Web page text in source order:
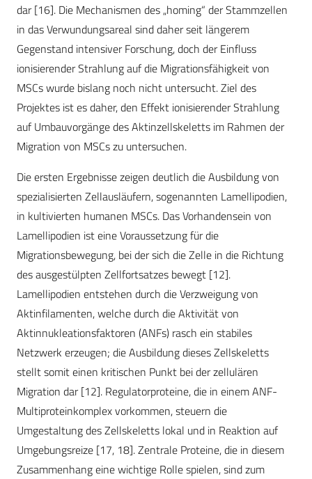
dar [16]. Die Mechanismen des „homing“ der Stammzellen
in das Verwundungsareal sind daher seit längerem
Gegenstand intensiver Forschung, doch der Einfluss
ionisierender Strahlung auf die Migrationsfähigkeit von
MSCs wurde bislang noch nicht untersucht. Ziel des
Projektes ist es daher, den Effekt ionisierender Strahlung
auf Umbauvorgänge des Aktinzellskeletts im Rahmen der
Migration von MSCs zu untersuchen.
Die ersten Ergebnisse zeigen deutlich die Ausbildung von
spezialisierten Zellausläufern, sogenannten Lamellipodien,
in kultivierten humanen MSCs. Das Vorhandensein von
Lamellipodien ist eine Voraussetzung für die
Migrationsbewegung, bei der sich die Zelle in die Richtung
des ausgestülpten Zellfortsatzes bewegt [12].
Lamellipodien entstehen durch die Verzweigung von
Aktinfilamenten, welche durch die Aktivität von
Aktinnukleationsfaktoren (ANFs) rasch ein stabiles
Netzwerk erzeugen; die Ausbildung dieses Zellskeletts
stellt somit einen kritischen Punkt bei der zellulären
Migration dar [12]. Regulatorproteine, die in einem ANF-
Multiproteinkomplex vorkommen, steuern die
Umgestaltung des Zellskeletts lokal und in Reaktion auf
Umgebungsreize [17, 18]. Zentrale Proteine, die in diesem
Zusammenhang eine wichtige Rolle spielen, sind zum